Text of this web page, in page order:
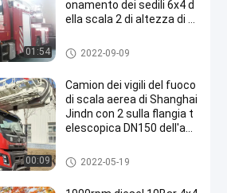
01:54
onamento dei sedili 6x4 d
ella scala 2 di altezza di 3
Camion dei vigili del fuoco di s
cala aerea
2022-09-09
00:09
Camion dei vigili del fuoco
di scala aerea di Shanghai
Jindn con 2 sulla flangia t
elescopica DN150 dell'ast
Camion dei vigili del fuoco di s
cala aerea
2022-05-19